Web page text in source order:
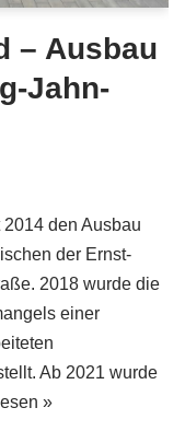
– Ausbau
Jahn-
den Ausbau
der Ernst-
2018 wurde die
einer
Ab 2021 wurde
»